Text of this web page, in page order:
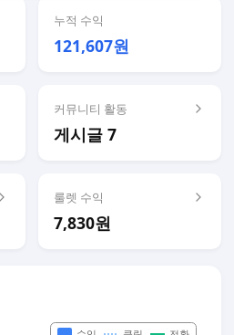
누적 수익
121,607원
커뮤니티 활동
게시글 7
룰렛 수익
7,830원